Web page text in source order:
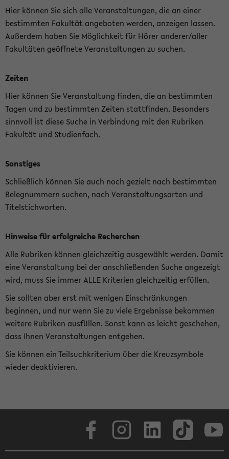
Hier können Sie sich alle Veranstaltungen, die an einer
bestimmten Fakultät angeboten werden, anzeigen lassen.
Außerdem haben Sie Möglichkeit für Hörer anderer/aller
Fakultäten geöffnete Veranstaltungen zu suchen.
Zeiten
Hier können Sie Veranstaltung finden, die an bestimmten
Tagen und zu bestimmten Zeiten stattfinden. Besonders
sinnvoll ist diese Suche in Verbindung mit den Rubriken
Fakultät und Studienfach.
Sonstiges
Schließlich können Sie auch noch gezielt nach bestimmten
Belegnummern suchen, nach Veranstaltungsarten und
Titelstichworten.
Hinweise für erfolgreiche Recherchen
Alle Rubriken können gleichzeitig ausgewählt werden. Damit
eine Veranstaltung bei der anschließenden Suche angezeigt
wird, muss Sie immer ALLE Kriterien gleichzeitig erfüllen.
Sie sollten aber erst mit wenigen Einschränkungen
beginnen, und nur wenn Sie zu viele Ergebnisse bekommen
weitere Rubriken ausfüllen. Sonst kann es leicht geschehen,
dass Ihnen Veranstaltungen entgehen.
Sie können ein Teilsuchkriterium über die Kreuzsymbole
wieder deaktivieren.